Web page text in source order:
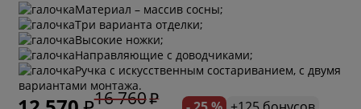
Материал – массив сосны;
Три варианта отделки;
Высокие ножки;
Направляющие с доводчиками;
Ручка с искусственным состариванием, с двумя
вариантами монтажа.
16 760
* обязательное поле